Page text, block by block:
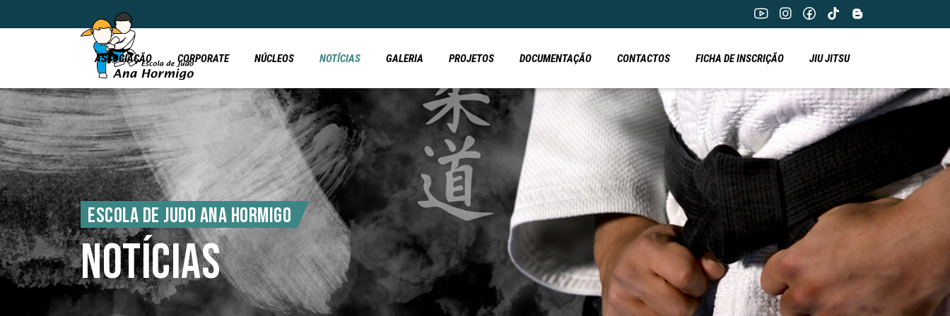
ASSOCIAÇÃO CORPORATE NÚCLEOS NOTÍCIAS GALERIA PROJETOS DOCUMENTAÇÃO CONTACTOS FICHA DE INSCRIÇÃO JIU JITSU
ESCOLA DE JUDO ANA HORMIGO
NOTÍCIAS